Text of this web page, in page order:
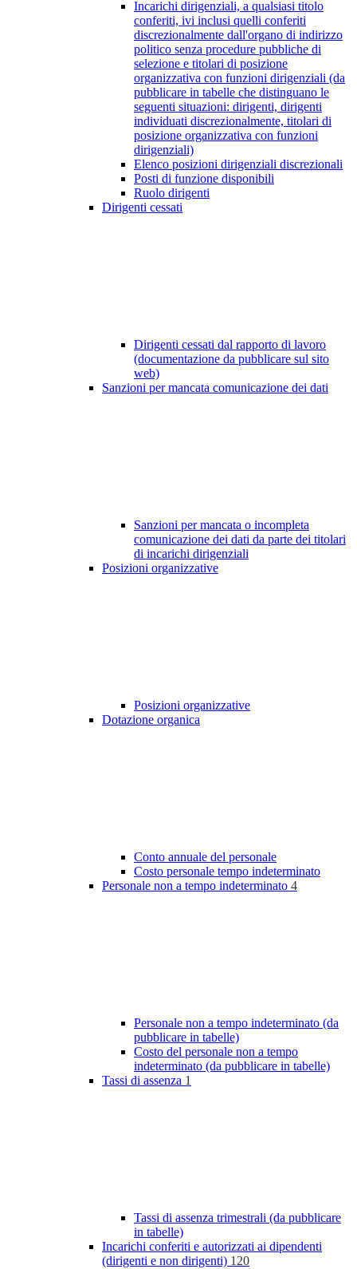
Incarichi dirigenziali, a qualsiasi titolo
conferiti, ivi inclusi quelli conferiti
discrezionalmente dall'organo di indirizzo
politico senza procedure pubbliche di
selezione e titolari di posizione
organizzativa con funzioni dirigenziali (da
pubblicare in tabelle che distinguano le
seguenti situazioni: dirigenti, dirigenti
individuati discrezionalmente, titolari di
posizione organizzativa con funzioni
dirigenziali)
Elenco posizioni dirigenziali discrezionali
Posti di funzione disponibili
Ruolo dirigenti
Dirigenti cessati
Dirigenti cessati dal rapporto di lavoro
(documentazione da pubblicare sul sito
web)
Sanzioni per mancata comunicazione dei dati
Sanzioni per mancata o incompleta
comunicazione dei dati da parte dei titolari
di incarichi dirigenziali
Posizioni organizzative
Posizioni organizzative
Dotazione organica
Conto annuale del personale
Costo personale tempo indeterminato
Personale non a tempo indeterminato 4
Personale non a tempo indeterminato (da
pubblicare in tabelle)
Costo del personale non a tempo
indeterminato (da pubblicare in tabelle)
Tassi di assenza 1
Tassi di assenza trimestrali (da pubblicare
in tabelle)
Incarichi conferiti e autorizzati ai dipendenti
(dirigenti e non dirigenti) 120